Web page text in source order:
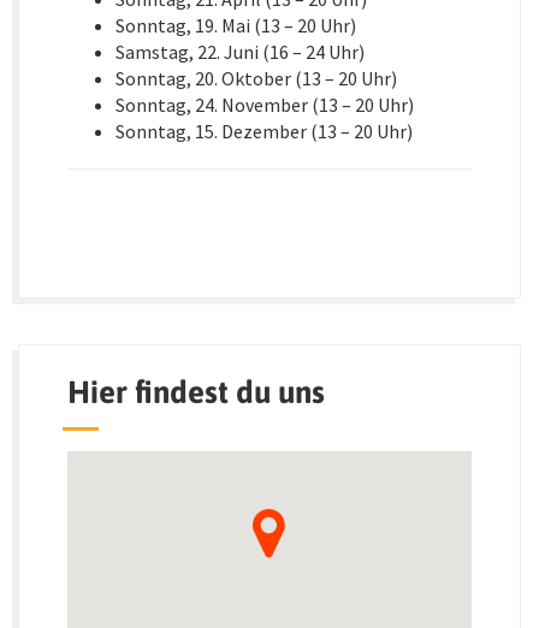
Sonntag, 19. Mai (13 – 20 Uhr)
Samstag, 22. Juni (16 – 24 Uhr)
Sonntag, 20. Oktober (13 – 20 Uhr)
Sonntag, 24. November (13 – 20 Uhr)
Sonntag, 15. Dezember (13 – 20 Uhr)
Hier findest du uns